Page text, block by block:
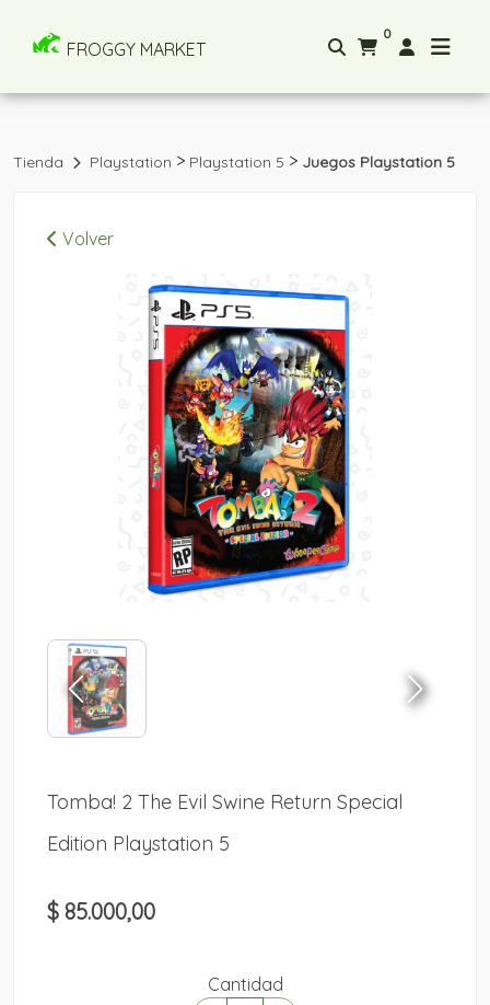
FROGGY MARKET
0
Tienda Playstation > Playstation 5 > Juegos Playstation 5
Volver
Tomba! 2 The Evil Swine Return Special
Edition Playstation 5
$ 85.000,00
Cantidad